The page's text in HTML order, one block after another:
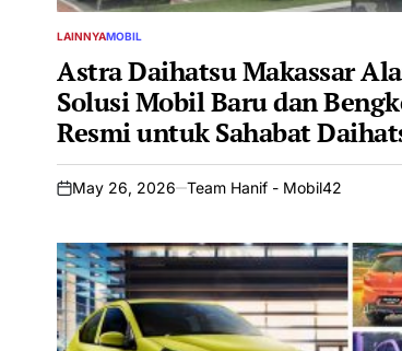
POSTED
LAINNYAMOBIL
Astra Daihatsu Makassar
Solusi Mobil Baru dan
Resmi untuk Sahabat
on
May 26, 2026 Team Hanif - Mobil42